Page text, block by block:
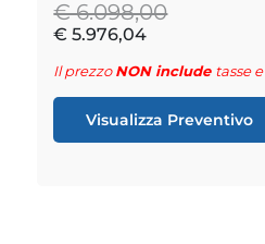
€ 6.098,00
€ 5.976,04
Il prezzoNON include tasse
Visualizza Preventivo